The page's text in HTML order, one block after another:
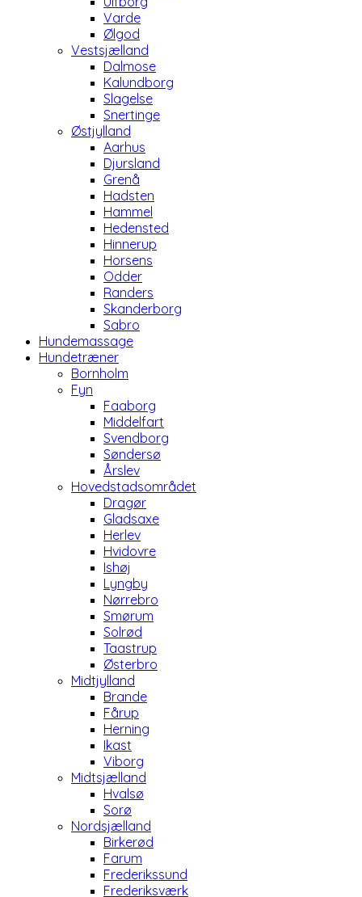
Varde
Ølgod
Vestsjælland
Dalmose
Kalundborg
Slagelse
Snertinge
Østjylland
Aarhus
Djursland
Grenå
Hadsten
Hammel
Hedensted
Hinnerup
Horsens
Odder
Randers
Skanderborg
Sabro
Hundemassage
Hundetræner
Bornholm
Fyn
Faaborg
Middelfart
Svendborg
Søndersø
Årslev
Hovedstadsområdet
Dragør
Gladsaxe
Herlev
Hvidovre
Ishøj
Lyngby
Nørrebro
Smørum
Solrød
Taastrup
Østerbro
Midtjylland
Brande
Fårup
Herning
Ikast
Viborg
Midtsjælland
Hvalsø
Sorø
Nordsjælland
Birkerød
Farum
Frederikssund
Frederiksværk